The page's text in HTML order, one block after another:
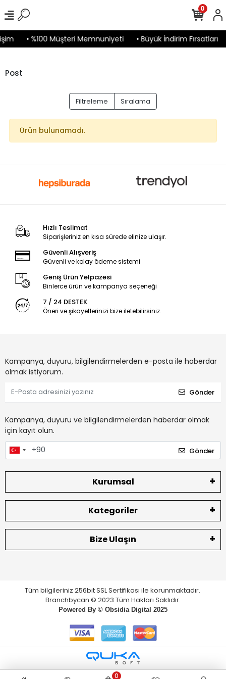
• %100 Müşteri Memnuniyeti • Büyük İndirim Fırsatları
0
Post
Filtreleme Sıralama
Ürün bulunamadı.
Hızlı Teslimat
Siparişleriniz en kısa sürede elinize ulaşır.
Güvenli Alışveriş
Güvenli ve kolay ödeme sistemi
Geniş Ürün Yelpazesi
Binlerce ürün ve kampanya seçeneği
7 / 24 DESTEK
Öneri ve şikayetlerinizi bize iletebilirsiniz.
Kampanya, duyuru, bilgilendirmelerden e-posta ile haberdar
olmak istiyorum.
Gönder
Kampanya, duyuru ve bilgilendirmelerden haberdar olmak
için kayıt olun.
Gönder
Kurumsal
Kategoriler
Bize Ulaşın
Tüm bilgileriniz 256bit SSL Sertifikası ile korunmaktadır.
Branchbycan © 2023 Tüm Hakları Saklıdır.
Powered By © Obsidia Digital 2025
0